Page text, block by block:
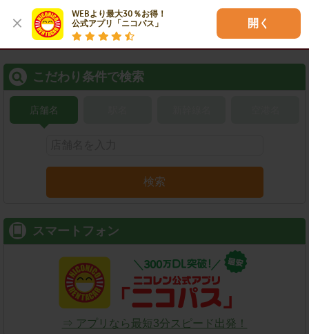
WEBより最大30％お得！
公式アプリ「ニコパス」
開く
こだわり条件で検索
店舗名
検索
スマートフォン
⇒ アプリなら最短3分スピード出発！